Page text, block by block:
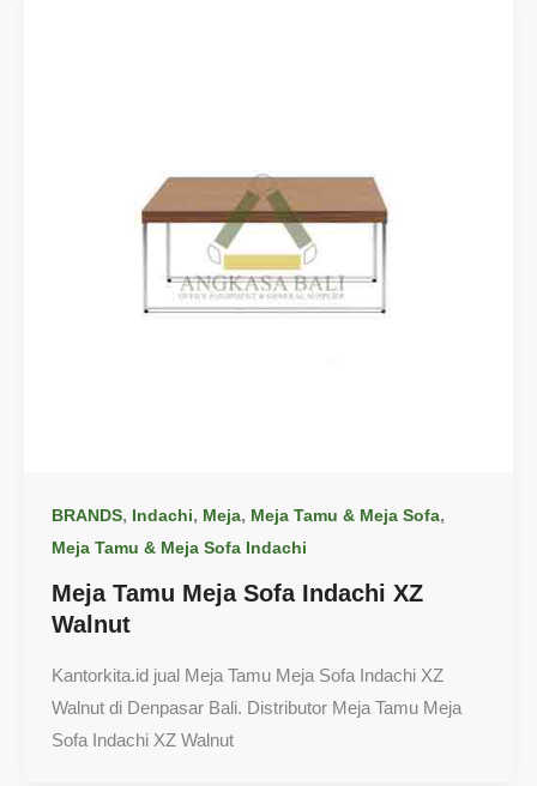
BRANDS, Indachi, Meja, Meja Tamu & Meja Sofa,
Meja Tamu & Meja Sofa Indachi
Meja Tamu Meja Sofa Indachi XZ
Walnut
Kantorkita.id jual Meja Tamu Meja Sofa Indachi XZ
Walnut di Denpasar Bali. Distributor Meja Tamu Meja
Sofa Indachi XZ Walnut